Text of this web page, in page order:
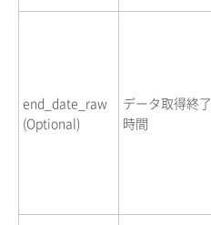
end_date_raw
(Optional)
データ取得終了
時間